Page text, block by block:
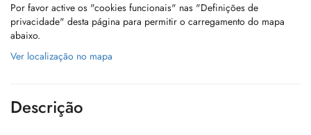
Por favor active os "cookies funcionais" nas "Definições de
privacidade" desta página para permitir o carregamento do mapa
abaixo.
Ver localização no mapa
Descrição